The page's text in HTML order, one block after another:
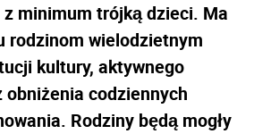
minimum trójką dzieci. Ma
rodzinom wielodzietnym
kultury, aktywnego
obniżenia codziennych
Rodziny będą mogły